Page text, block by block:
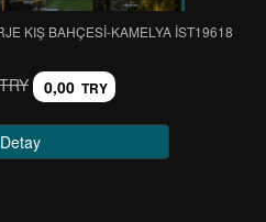
KIŞ BAHÇESİ-KAMELYA IST19618
0,00 TRY
Detay